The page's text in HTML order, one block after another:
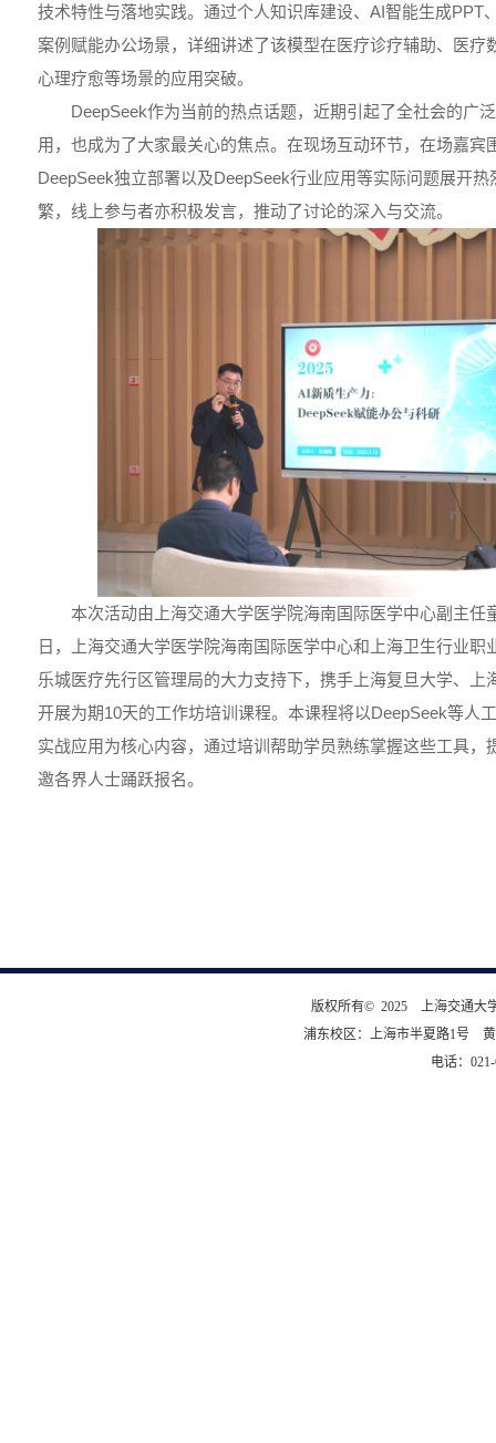
版权所有© 2025 上海交通大
浦东校区：上海市半夏路1号
电话：
技术特性与落地实践。通过个人知识库建设、AI智能生成PPT
案例赋能办公场景，详细讲述了该模型在医疗诊疗辅助、医疗
心理疗愈等场景的应用突破。
DeepSeek作为当前的热点话题，近期引起了全社会的广
用，也成为了大家最关心的焦点。在现场互动环节，在场嘉宾
DeepSeek独立部署以及DeepSeek行业应用等实际问题展开
繁，线上参与者亦积极发言，推动了讨论的深入与交流。
本次活动由上海交通大学医学院海南国际医学中心副主任
日，上海交通大学医学院海南国际医学中心和上海卫生行业职
乐城医疗先行区管理局的大力支持下，携手上海复旦大学、上
开展为期10天的工作坊培训课程。本课程将以DeepSeek等人
实战应用为核心内容，通过培训帮助学员熟练掌握这些工具，
邀各界人士踊跃报名。